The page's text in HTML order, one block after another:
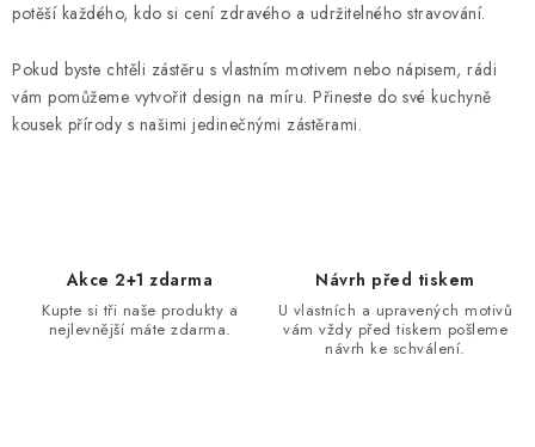
d
c
í
p
potěší každého, kdo si cení zdravého a udržitelného stravování.
Pokud byste chtěli zástěru s vlastním motivem nebo nápisem, rádi
vám pomůžeme vytvořit design na míru. Přineste do své kuchyně
kousek přírody s našimi jedinečnými zástěrami.
Akce 2+1 zdarma
Kupte si tři naše produkty a
nejlevnější máte zdarma.
Návrh před tiskem
U vlastních a upravených motivů
vám vždy před tiskem pošleme
návrh ke schválení.